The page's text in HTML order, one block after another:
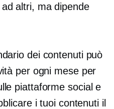
altri, ma dipende
dei contenuti può
per ogni mese per
piattaforme social e
i tuoi contenuti il